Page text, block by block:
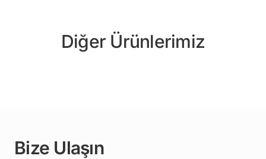
Diğer Ürünlerimiz
Bize Ulaşın